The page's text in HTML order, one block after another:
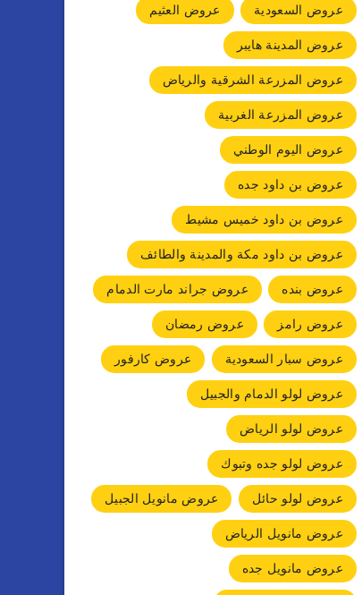
عروض السعودية
عروض العثيم
عروض المدينة هايبر
عروض المزرعة الشرقية والرياض
عروض المزرعة الغربية
عروض اليوم الوطني
عروض بن داود جده
عروض بن داود خميس مشيط
عروض بن داود مكة والمدينة والطائف
عروض بنده
عروض جراند مارت الدمام
عروض رامز
عروض رمضان
عروض سبار السعودية
عروض كارفور
عروض لولو الدمام والجبيل
عروض لولو الرياض
عروض لولو جده وتبوك
عروض لولو حائل
عروض مانويل الجبيل
عروض مانويل الرياض
عروض مانويل جده